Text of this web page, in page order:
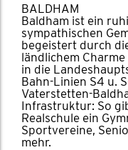
BALDHAM
Baldham ist ein
sympathischen
begeistert durch
ländlichem
in die
Bahn-Linien S4 u.
Vaterstetten-
Infrastruktur: So
Realschule ein
Sportvereine,
mehr.